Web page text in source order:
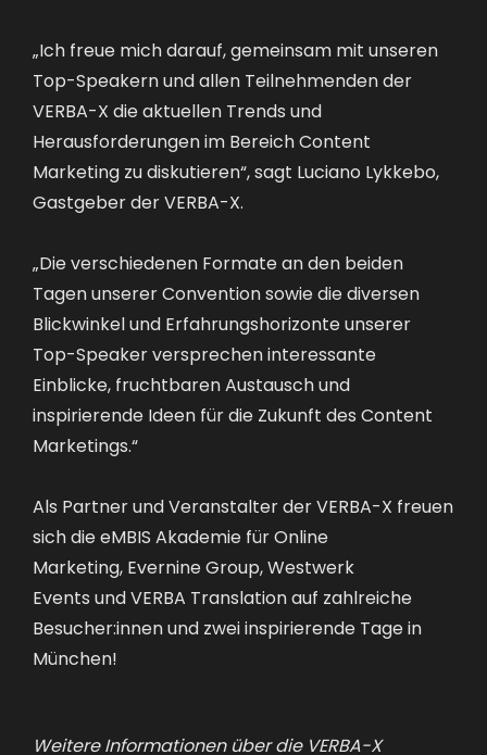
„Ich freue mich darauf, gemeinsam mit unseren
Top-Speakern und allen Teilnehmenden der
VERBA-X die aktuellen Trends und
Herausforderungen im Bereich Content
Marketing zu diskutieren“, sagt Luciano Lykkebo,
Gastgeber der VERBA-X.
„Die verschiedenen Formate an den beiden
Tagen unserer Convention sowie die diversen
Blickwinkel und Erfahrungshorizonte unserer
Top-Speaker versprechen interessante
Einblicke, fruchtbaren Austausch und
inspirierende Ideen für die Zukunft des Content
Marketings.“
Als Partner und Veranstalter der VERBA-X freuen
sich die eMBIS Akademie für Online
Marketing Evernine Group Westwerk
Events und VERBA Translation auf zahlreiche
Besucher:innen und zwei inspirierende Tage in
München!
Weitere Informationen über die VERBA-X